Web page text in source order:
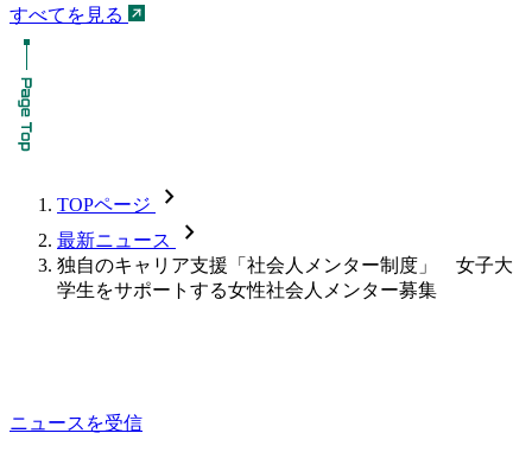
すべてを見る
TOPページ chevron_forward
最新ニュース chevron_forward
独自のキャリア支援「社会人メンター制度」 女子大
学生をサポートする女性社会人メンター募集
ニュースを受信